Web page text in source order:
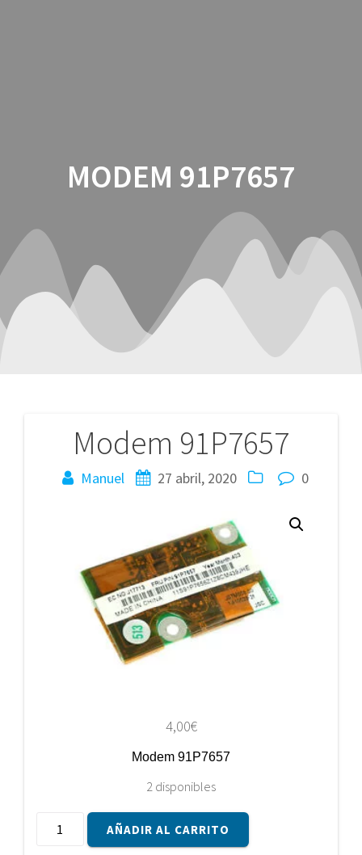
MODEM 91P7657
Modem 91P7657
Manuel 27 abril, 2020 0
4,00€
Modem 91P7657
2 disponibles
Modem
91P7657
AÑADIR AL CARRITO
Navegación